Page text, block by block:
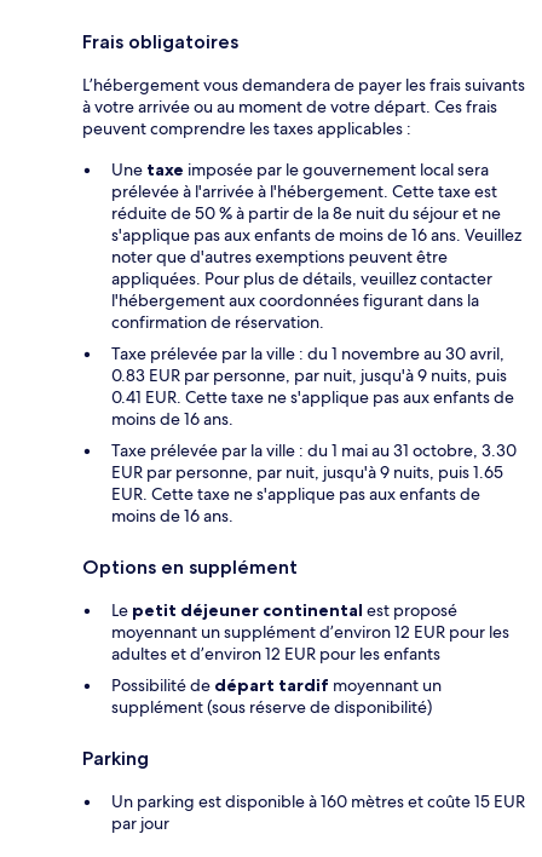
Frais obligatoires
L’hébergement vous demandera de payer les frais suivants
à votre arrivée ou au moment de votre départ. Ces frais
peuvent comprendre les taxes applicables :
Une taxe imposée par le gouvernement local sera
prélevée à l'arrivée à l'hébergement. Cette taxe est
réduite de 50 % à partir de la 8e nuit du séjour et ne
s'applique pas aux enfants de moins de 16 ans. Veuillez
noter que d'autres exemptions peuvent être
appliquées. Pour plus de détails, veuillez contacter
l'hébergement aux coordonnées figurant dans la
confirmation de réservation.
Taxe prélevée par la ville : du 1 novembre au 30 avril,
0.83 EUR par personne, par nuit, jusqu'à 9 nuits, puis
0.41 EUR. Cette taxe ne s'applique pas aux enfants de
moins de 16 ans.
Taxe prélevée par la ville : du 1 mai au 31 octobre, 3.30
EUR par personne, par nuit, jusqu'à 9 nuits, puis 1.65
EUR. Cette taxe ne s'applique pas aux enfants de
moins de 16 ans.
Options en supplément
Le petit déjeuner continental est proposé
moyennant un supplément d’environ 12 EUR pour les
adultes et d’environ 12 EUR pour les enfants
Possibilité de départ tardif moyennant un
supplément (sous réserve de disponibilité)
Parking
Un parking est disponible à 160 mètres et coûte 15 EUR
par jour